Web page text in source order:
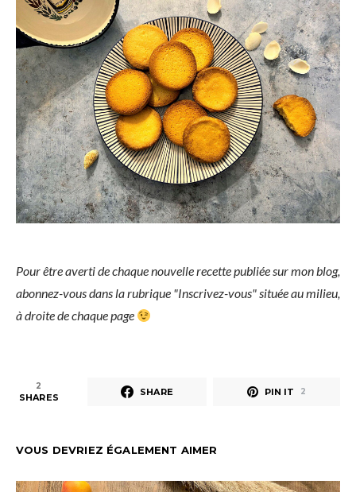
Pour être averti de chaque nouvelle recette publiée sur mon blog,
abonnez-vous dans la rubrique "Inscrivez-vous" située au milieu,
à droite de chaque page
2
SHARES SHARE PIN IT 2
VOUS DEVRIEZ ÉGALEMENT AIMER